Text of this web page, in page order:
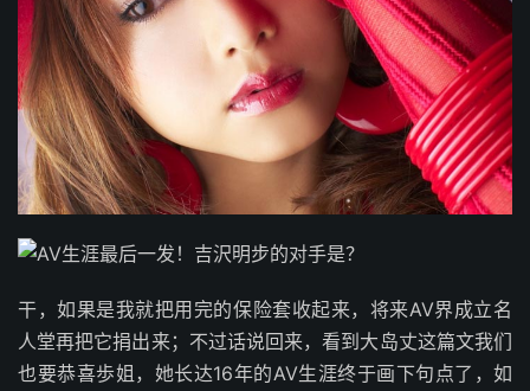
干，如果是我就把用完的保险套收起来，将来AV界成立名
人堂再把它捐出来；不过话说回来，看到大岛丈这篇文我们
也要恭喜歩姐，她长达16年的AV生涯终于画下句点了，如